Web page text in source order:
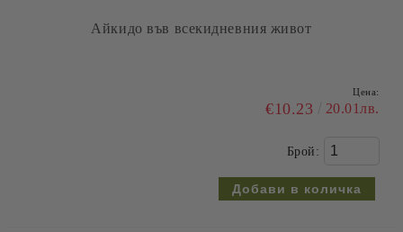
Айкидо във всекидневния живот
Цена:
€10.23 20.01лв.
Брой: